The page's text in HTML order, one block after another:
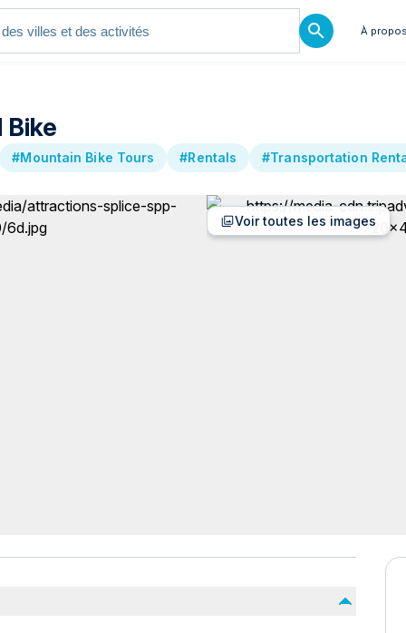
À
Bike
#Mountain Bike Tours #Rentals #Transportation
Voir toutes les images